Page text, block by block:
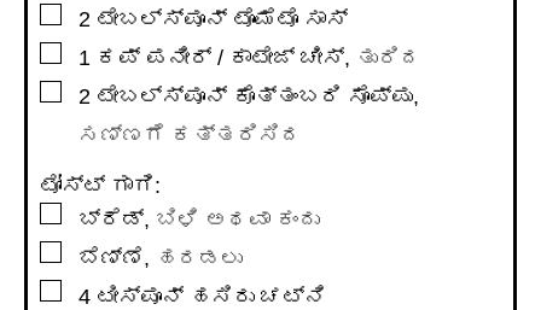
▢2 ಟೇಬಲ್ಸ್ಪೂನ್ ಟೊಮೆಟೊ ಸಾಸ್
▢1 ಕಪ್ ಪನೀರ್ / ಕಾಟೇಜ್ ಚೀಸ್, ತುರಿದ
▢2 ಟೇಬಲ್ಸ್ಪೂನ್ ಕೊತ್ತಂಬರಿ ಸೊಪ್ಪು,
ಸಣ್ಣಗೆ ಕತ್ತರಿಸಿದ
ಟೋಸ್ಟ್ ಗಾಗಿ:
▢ಬ್ರೆಡ್, ಬಿಳಿ ಅಥವಾ ಕಂದು
▢ಬೆಣ್ಣೆ, ಹರಡಲು
▢4 ಟೀಸ್ಪೂನ್ ಹಸಿರು ಚಟ್ನಿ